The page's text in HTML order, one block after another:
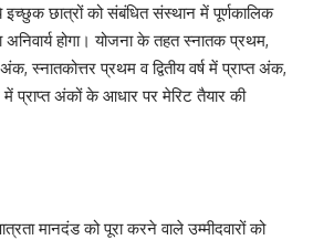
छात्रों को संबंधित संस्थान में पूर्णकालिक
अनिवार्य होगा। योजना के तहत स्नातक प्रथम,
अंक, स्नातकोत्तर प्रथम व द्वितीय वर्ष में प्राप्त अंक,
प्राप्त अंकों के आधार पर मेरिट तैयार की
मानदंड को पूरा करने वाले उम्मीदवारों को